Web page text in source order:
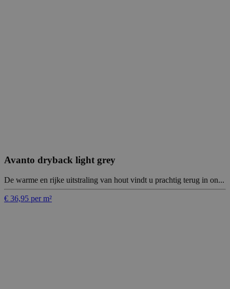
Avanto dryback light grey
De warme en rijke uitstraling van hout vindt u prachtig terug in on...
€ 36,95 per m²